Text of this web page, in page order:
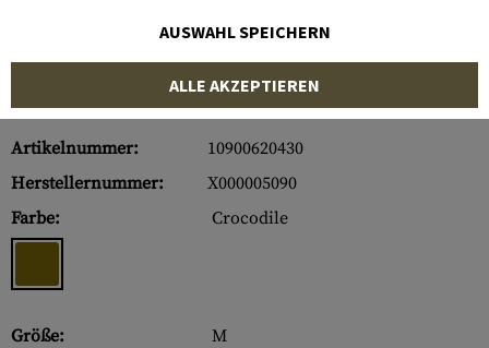
Artikelnummer:
10900620430
Herstellernummer:
X000005090
Farbe:
Crocodile
Größe: M
AUSWAHL SPEICHERN
ALLE AKZEPTIEREN